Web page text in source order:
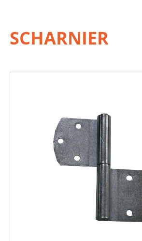
SCHARNIER